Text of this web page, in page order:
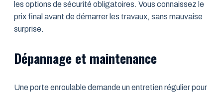
les options de sécurité obligatoires. Vous connaissez le
prix final avant de démarrer les travaux, sans mauvaise
surprise.
Dépannage et maintenance
Une porte enroulable demande un entretien régulier pour